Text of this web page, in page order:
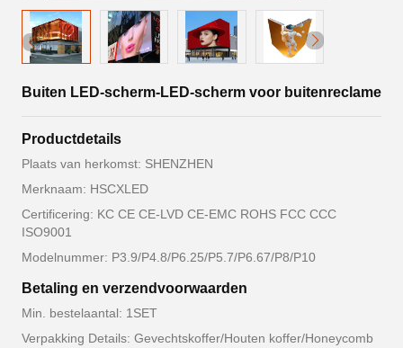
Buiten LED-scherm-LED-scherm voor buitenreclame
Productdetails
Plaats van herkomst: SHENZHEN
Merknaam: HSCXLED
Certificering: KC CE CE-LVD CE-EMC ROHS FCC CCC
ISO9001
Modelnummer: P3.9/P4.8/P6.25/P5.7/P6.67/P8/P10
Betaling en verzendvoorwaarden
Min. bestelaantal: 1SET
Verpakking Details: Gevechtskoffer/Houten koffer/Honeycomb